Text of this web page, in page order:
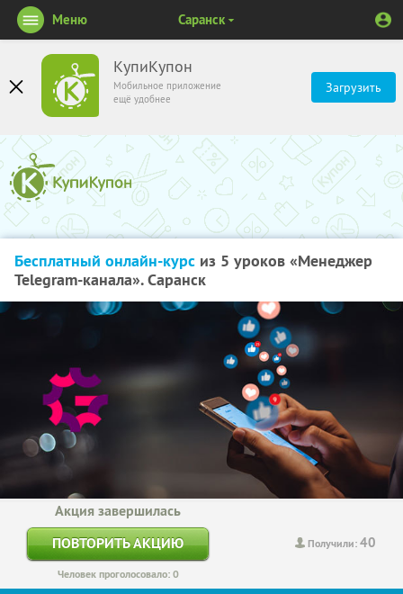
КупиКупон
Мобильное приложение
ещё удобнее
Загрузить
Меню Саранск
Бесплатный онлайн-курс из 5 уроков «Менеджер
Telegram-канала». Саранск
Получили:40
Акция завершилась
ПОВТОРИТЬ АКЦИЮ
Человек проголосовало: 0